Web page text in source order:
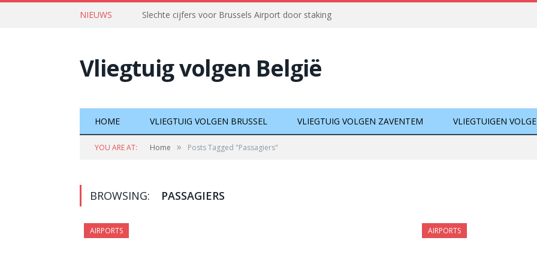
NIEUWS Slechte cijfers voor Brussels Airport door staking
Vliegtuig volgen België
HOME VLIEGTUIG VOLGEN BRUSSEL VLIEGTUIG VOLGEN ZAVENTEM VLIEGTUIGEN
YOU ARE AT: Home » Posts Tagged "Passagiers"
BROWSING: PASSAGIERS
AIRPORTS AIRPORTS